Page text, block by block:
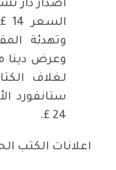
وتهدئة
وعرض دينا
لغلاف
24 £.
اعلانات الكتب